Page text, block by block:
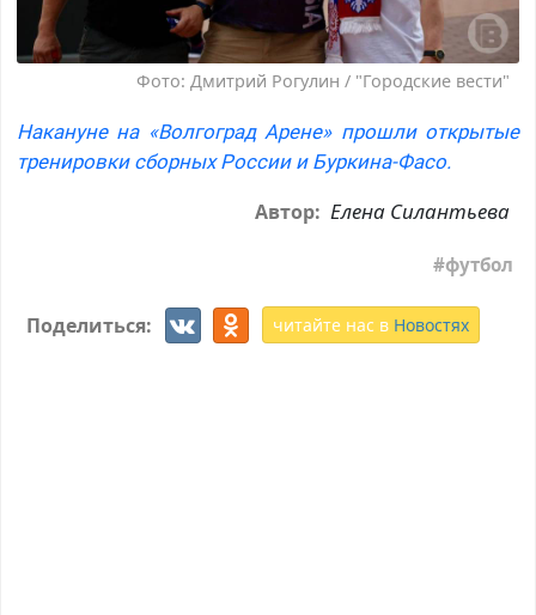
Фото: Дмитрий Рогулин / "Городские вести"
Накануне на «Волгоград Арене» прошли открытые
тренировки сборных России и Буркина-Фасо.
Автор: Елена Силантьева
футбол
Поделиться: читайте нас в Новостях